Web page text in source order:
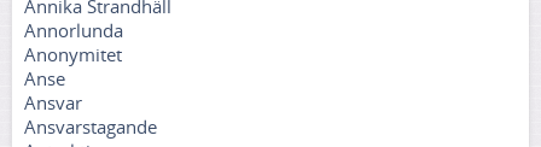
Annika Strandhäll
Annorlunda
Anonymitet
Anse
Ansvar
Ansvarstagande